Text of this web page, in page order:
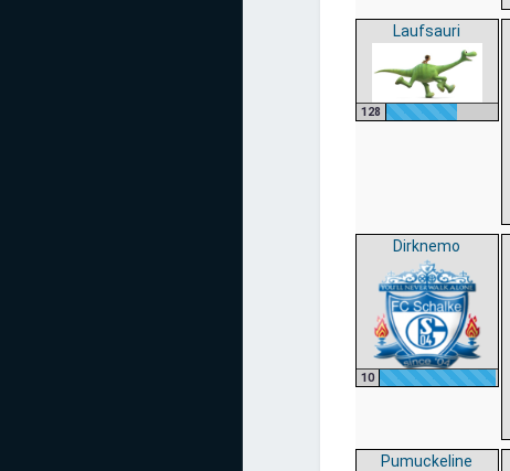
Laufsauri
128
Dirknemo
10
Pumuckeline